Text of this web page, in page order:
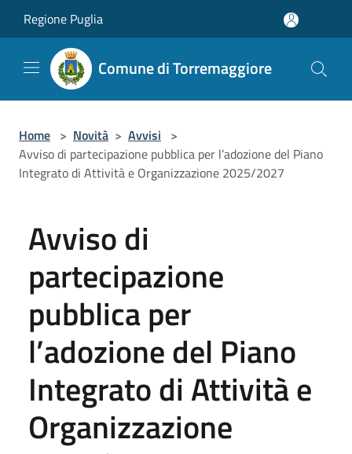
Regione Puglia
Comune di Torremaggiore
Home > Novità > Avvisi >
Avviso di partecipazione pubblica per l’adozione del Piano
Integrato di Attività e Organizzazione 2025/2027
Avviso di
partecipazione
pubblica per
l’adozione del Piano
Integrato di Attività e
Organizzazione